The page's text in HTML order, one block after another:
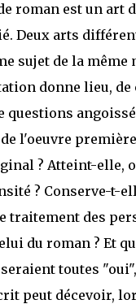
roman est un art
Deux arts
sujet de la même
donne lieu,
questions
l'oeuvre
? Atteint-elle,
? Conserve-t-
traitement des
du roman ? Et
toutes
peut décevoir,